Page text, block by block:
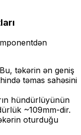
təkərin ən geniş
təmas sahəsini
hündürlüyünün
~109mm-dir.
oturduğu